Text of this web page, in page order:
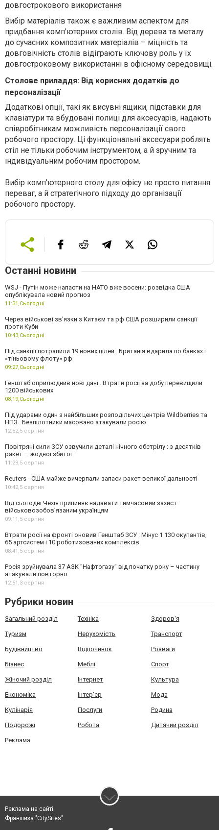
довгострокового використання
Вибір матеріалів також є важливим аспектом для
придбання комп'ютерних столів. Від дерева та металу
до сучасних композитних матеріалів – міцність та
довговічність столів відіграють ключову роль у їх
довгостроковому використанні в офісному середовищі.
Столове приладдя: Від корисних додатків до
персоналізації
Додаткові опції, такі як висувні ящики, підставки для
клавіатури та вбудовані полиці для аксесуарів, надають
співробітникам можливість персоналізації свого
робочого простору. Ці функціональні аксесуари роблять
стіл не тільки робочим інструментом, а й зручним та
індивідуальним робочим простором.
Вибір комп'ютерного столу для офісу не просто питання
переваг, а й стратегічного підходу до організації
робочого простору.
Останні новини
WSJ - Путін може напасти на НАТО вже восени: розвідка США
опублікувала новий прогноз
11:31,Сьогодні
Через військові зв'язки з Китаєм та рф США розширили санкції
проти Куби
10:43,Сьогодні
Під санкції потрапили 19 нових цілей . Британія вдарила по банках і
«тіньовому флоту» рф
09:27,Сьогодні
Генштаб оприлюднив нові дані . Втрати росії за добу перевищили
1200 військових
08:19,Сьогодні
Під ударами один з найбільших розподільчих центрів Wildberries та
НПЗ . Безпілотники масовано атакували росію
12:52,5 серпня
Повітряні сили ЗСУ озвучили деталі нічного обстрілу : з десятків
ракет – жодної збитої
11:29,5 серпня
Reuters - США майже вичерпали запаси ракет великої дальності
10:42,5 серпня
Від сьогодні Чехія припиняє надавати тимчасовий захист
військовозобов’язаним українцям
09:11,5 серпня
Втрати росії на фронті оновив Генштаб ЗСУ : Мінус 1 130 окупантів,
65 артсистем і 10 роботизованих комплексів
08:41,5 серпня
Росія зруйнувала 37 АЗК "Нафтогазу" від початку року – частину
атакували повторно
12:51,3 серпня
Рубрики новин
Загальний розділ Техніка Здоров'я
Туризм Нерухомість Транспорт
Будівництво Відпочинок Розваги
Бізнес Меблі Спорт
Жіночий розділ Інтернет Культура
Економіка Інтер'єр Мода
Кулінарія Послуги Родина
Подорожі Робота Дитячий розділ
Реклама
Реклама на сайті
Франшиза "CitySites"